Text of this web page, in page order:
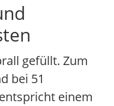
gefüllt. Zum
bei 51
einem